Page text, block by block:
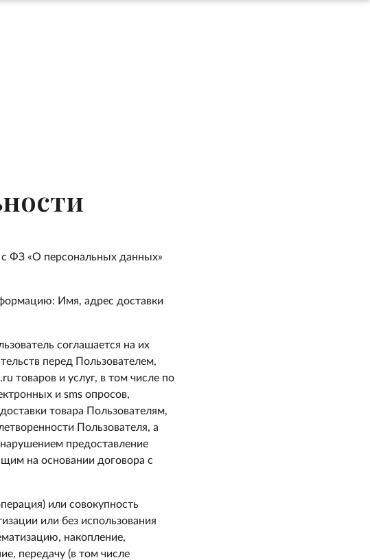
ФЗ «О персональных данных»
Имя, адрес доставки
соглашается на их
перед Пользователем,
товаров и услуг, в том числе по
и sms опросов,
товара Пользователям,
Пользователя, а
предоставление
на основании договора с
или совокупность
или без использования
накопление,
передачу (в том числе